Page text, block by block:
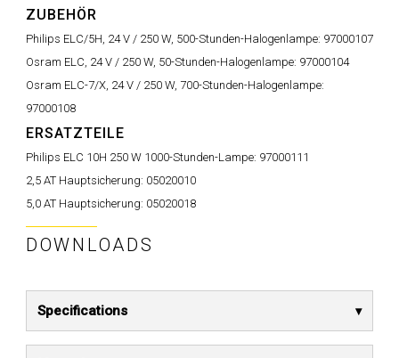
ZUBEHÖR
Philips ELC/5H, 24 V / 250 W, 500-Stunden-Halogenlampe: 97000107
Osram ELC, 24 V / 250 W, 50-Stunden-Halogenlampe: 97000104
Osram ELC-7/X, 24 V / 250 W, 700-Stunden-Halogenlampe:
97000108
ERSATZTEILE
Philips ELC 10H 250 W 1000-Stunden-Lampe: 97000111
2,5 AT Hauptsicherung: 05020010
5,0 AT Hauptsicherung: 05020018
DOWNLOADS
Specifications